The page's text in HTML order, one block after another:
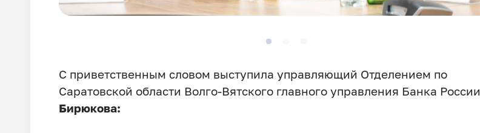
С приветственным словом выступила управляющий Отделением по
Саратовской области Волго-Вятского главного управления Банка России
Бирюкова: